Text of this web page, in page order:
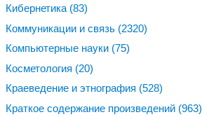
Кибернетика (83)
Коммуникации и связь (2320)
Компьютерные науки (75)
Косметология (20)
Краеведение и этнография (528)
Краткое содержание произведений (963)